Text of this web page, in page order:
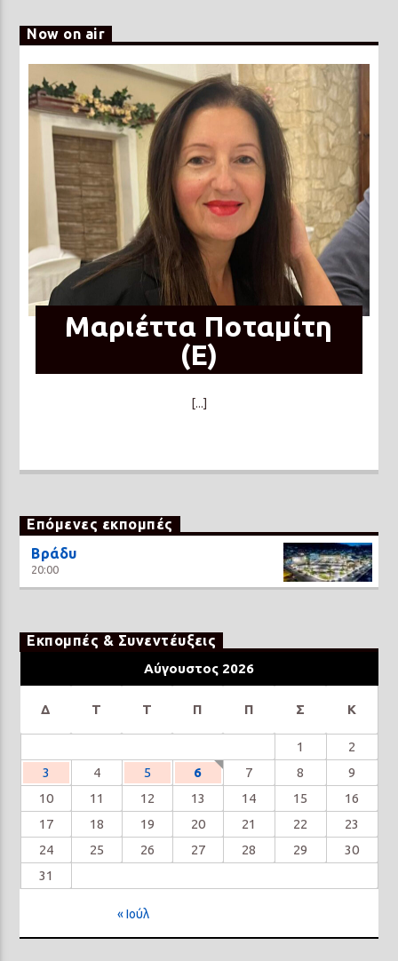
Now on air
Μαριέττα Ποταμίτη
(Ε)
[...]
Επόμενες εκπομπές
Βράδυ
20:00
Εκπομπές & Συνεντέυξεις
Αύγουστος 2026
Δ Τ Τ Π Π Σ Κ
1
2
3
4 5 6 7 8
9
10
11 12 13 14 15
16
17
18 19 20 21 22
23
24
25 26 27 28 29
30
31
« Ιούλ